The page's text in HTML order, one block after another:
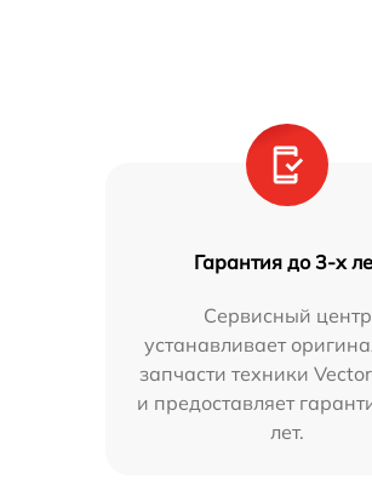
Гарантия до 3-х
Сервисный центр
устанавливает
запчасти техники
и предоставляет
лет.